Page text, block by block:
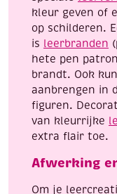
kleur geven of
op schilderen.
is leerbranden
hete pen
brandt. Ook
aanbrengen in
figuren.
van kleurrijke
extra flair toe.
Afwerking
Om je